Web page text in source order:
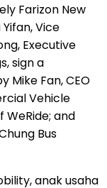
Farizon New
Vice
Executive
sign a
Mike Fan, CEO
Vehicle
WeRide; and
Bus
anak usaha